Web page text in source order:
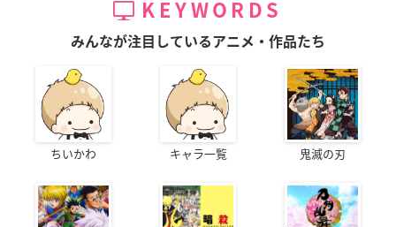
KEYWORDS
みんなが注目しているアニメ・作品たち
ちいかわ キャラ一覧 鬼滅の刃